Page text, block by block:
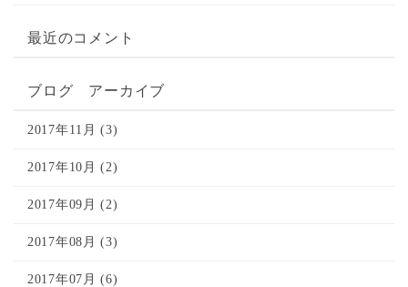
最近のコメント
ブログ アーカイブ
2017年11月 (3)
2017年10月 (2)
2017年09月 (2)
2017年08月 (3)
2017年07月 (6)